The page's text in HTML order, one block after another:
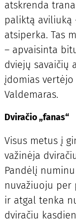
atskrenda
paliktą aviliuką
atsiperka. Tas
– apvaisinta
dviejų savaičių
įdomias
Valdemaras.
Dviračio „fanas“
Visus metus į
važinėja
Pandėlį
nuvažiuoju per
ir atgal tenka
dviračiu